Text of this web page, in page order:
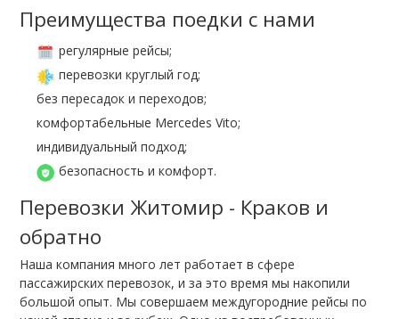
Преимущества поедки с нами
регулярные рейсы;
перевозки круглый год;
без пересадок и переходов;
комфортабельные Mercedes Vito;
индивидуальный подход;
безопасность и комфорт.
Перевозки Житомир - Краков и
обратно
Наша компания много лет работает в сфере
пассажирских перевозок, и за это время мы накопили
большой опыт. Мы совершаем междугородние рейсы по